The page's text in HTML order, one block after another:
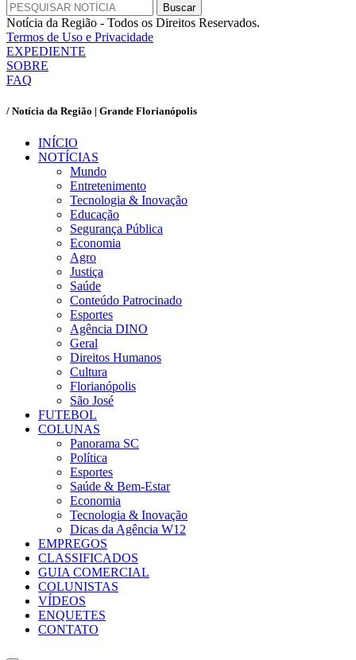
Notícia da Região - Todos os Direitos Reservados.
Termos de Uso e Privacidade
EXPEDIENTE
SOBRE
FAQ
/ Notícia da Região | Grande Florianópolis
INÍCIO
NOTÍCIAS
Mundo
Entretenimento
Tecnologia & Inovação
Educação
Segurança Pública
Economia
Agro
Justiça
Saúde
Conteúdo Patrocinado
Esportes
Agência DINO
Geral
Direitos Humanos
Cultura
Florianópolis
São José
FUTEBOL
COLUNAS
Panorama SC
Política
Esportes
Saúde & Bem-Estar
Economia
Tecnologia & Inovação
Dicas da Agência W12
EMPREGOS
CLASSIFICADOS
GUIA COMERCIAL
COLUNISTAS
VÍDEOS
ENQUETES
CONTATO